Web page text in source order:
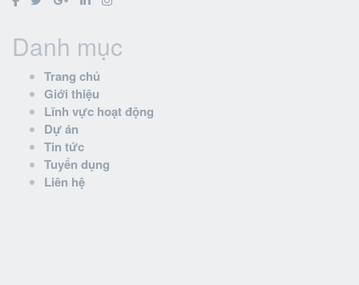
Danh mục
Trang chủ
Giới thiệu
Lĩnh vực hoạt động
Dự án
Tin tức
Tuyển dụng
Liên hệ